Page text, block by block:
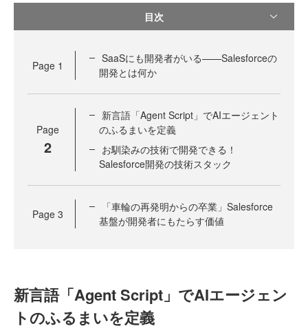
目次
Page 1
SaaSにも開発者がいる——Salesforceの
開発とは何か
Page
2
新言語「Agent Script」でAIエージェント
のふるまいを定義
お馴染みの技術で開発できる！
Salesforce開発の技術スタック
Page 3
「車輪の再発明からの卒業」Salesforce
基盤が開発者にもたらす価値
新言語「Agent Script」でAIエージェン
トのふるまいを定義